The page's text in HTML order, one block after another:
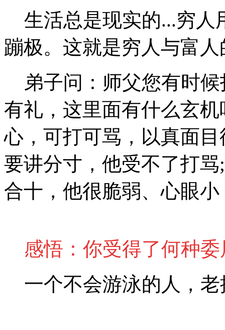
生活总是现实的...穷人
蹦极。这就是穷人与
弟子问：师父您有时候
有礼，这里面有什么玄
心，可打可骂，以真面
要讲分寸，他受不了打
合十，他很脆弱、心眼
感悟：你受得了何种
一个不会游泳的人，老